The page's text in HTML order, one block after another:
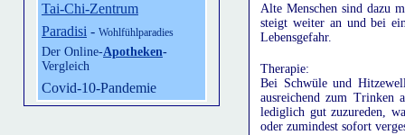
Tai-Chi-Zentrum
Paradisi - Wohlfühlparadies
Der Online-Apotheken-
Vergleich
Covid-10-Pandemie
Alte Menschen sind dazu
steigt weiter an und bei
Lebensgefahr.
Therapie:
Bei Schwüle und
ausreichend zum Trinken
lediglich gut zuzureden,
oder zumindest sofort